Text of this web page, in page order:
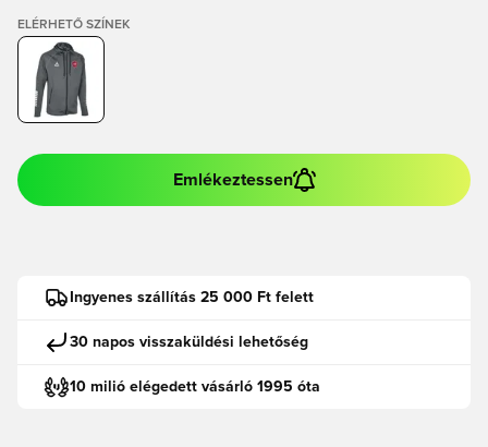
ELÉRHETŐ SZÍNEK
Emlékeztessen
Ingyenes szállítás 25 000 Ft felett
30 napos visszaküldési lehetőség
10 milió elégedett vásárló 1995 óta